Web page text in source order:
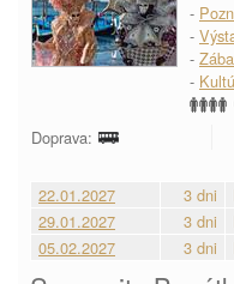
-
-
-
-
Doprava:
22.01.2027 3 dni
29.01.2027
3 dni
05.02.2027
3 dni